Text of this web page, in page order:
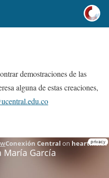
demostraciones de las
alguna de estas creaciones,